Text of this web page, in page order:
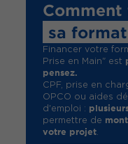
Comment
sa
Financer votre
Prise en Main" est
pensez.
CPF, prise en
OPCO ou aides
d'emploi :
permettre de
votre projet.